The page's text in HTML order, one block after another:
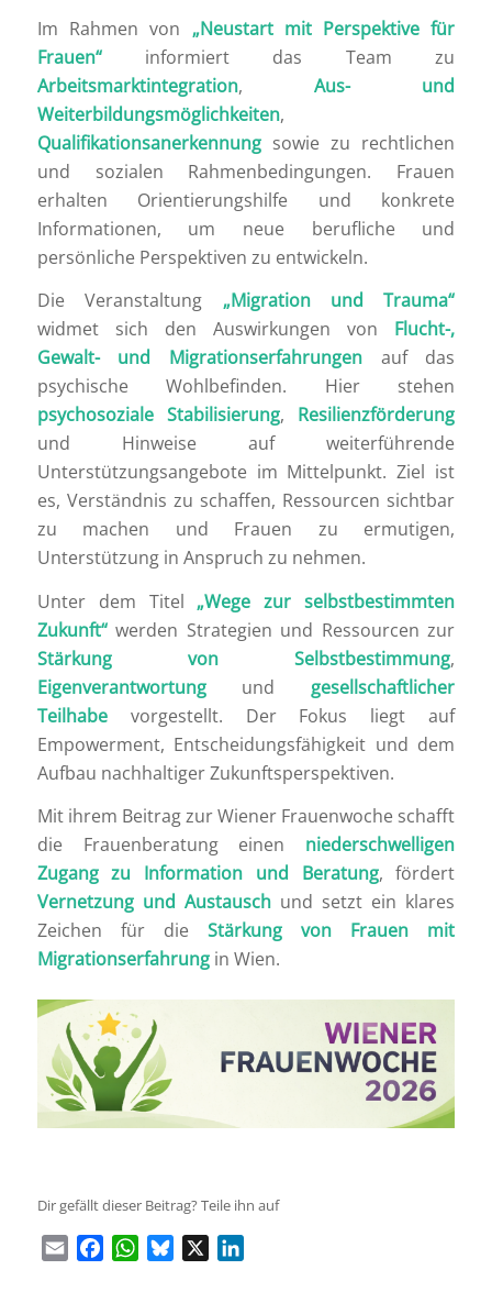
Im Rahmen von „Neustart mit Perspektive für
Frauen“informiert das Team zu
Arbeitsmarktintegration, Aus- und
Weiterbildungsmöglichkeiten,
Qualifikationsanerkennungsowie zu rechtlichen
und sozialen Rahmenbedingungen. Frauen
erhalten Orientierungshilfe und konkrete
Informationen, um neue berufliche und
persönliche Perspektiven zu entwickeln.
Die Veranstaltung „Migration und Trauma“
widmet sich den Auswirkungen von Flucht-,
Gewalt- und Migrationserfahrungen auf das
psychische Wohlbefinden. Hier stehen
psychosoziale Stabilisierung, Resilienzförderung
und Hinweise auf weiterführende
Unterstützungsangebote im Mittelpunkt. Ziel ist
es, Verständnis zu schaffen, Ressourcen sichtbar
zu machen und Frauen zu ermutigen,
Unterstützung in Anspruch zu nehmen.
Unter dem Titel „Wege zur selbstbestimmten
Zukunft“werden Strategien und Ressourcen zur
Stärkung von Selbstbestimmung,
Eigenverantwortungund gesellschaftlicher
Teilhabevorgestellt. Der Fokus liegt auf
Empowerment, Entscheidungsfähigkeit und dem
Aufbau nachhaltiger Zukunftsperspektiven.
Mit ihrem Beitrag zur Wiener Frauenwoche schafft
die Frauenberatung einen niederschwelligen
Zugang zu Information und Beratung, fördert
Vernetzung und Austauschund setzt ein klares
Zeichen für die Stärkung von Frauen mit
Migrationserfahrungin Wien.
Dir gefällt dieser Beitrag? Teile ihn auf
Email FacebookWhatsApp
Bluesky